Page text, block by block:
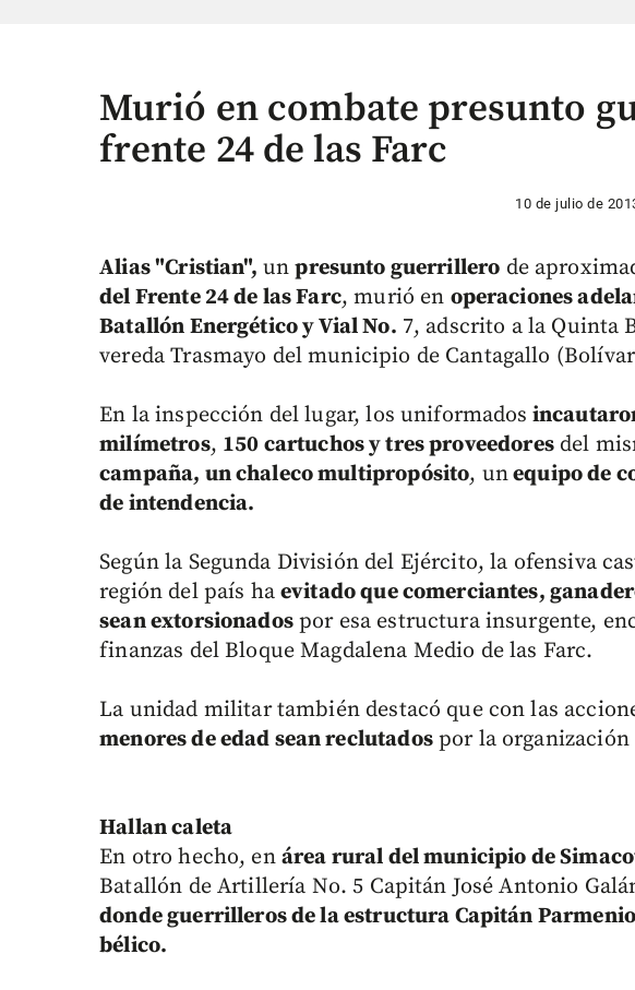
Murió en combate presunto
frente 24 de las Farc
10 de julio de
Alias "Cristian", unpresunto guerrillero de
del Frente 24 de las Farc, murió en operaciones
Batallón Energético y Vial No. 7, adscrito a la Quinta
vereda Trasmayo del municipio de Cantagallo
En la inspección del lugar, los uniformados
milímetros, 150 cartuchos y tres proveedoresdel
campaña, un chaleco multipropósito, unequipo de
de intendencia.
Según la Segunda División del Ejército, la ofensiva
región del país haevitado que comerciantes,
sean extorsionadospor esa estructura insurgente,
finanzas del Bloque Magdalena Medio de las Farc.
La unidad militar también destacó que con las
menores de edad sean reclutadospor la organización
Hallan caleta
En otro hecho, en área rural del municipio de
Batallón de Artillería No. 5 Capitán José Antonio
donde guerrilleros de la estructura Capitán
bélico.